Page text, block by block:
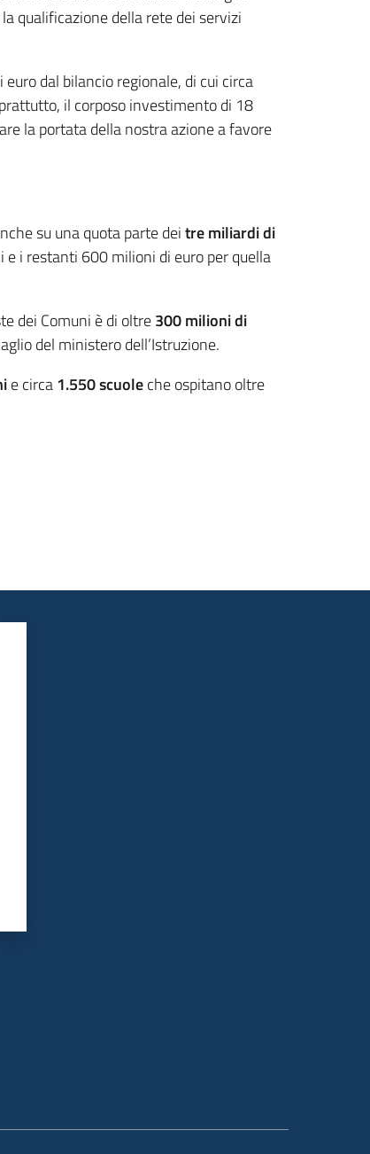
qualificazione della rete dei servizi
dal bilancio regionale, di cui circa
il corposo investimento di 18
la portata della nostra azione a favore
su una quota parte deitre miliardi di
i restanti 600 milioni di euro per quella
dei Comuni è di oltre300 milioni di
del ministero dell’Istruzione.
e circa1.550 scuoleche ospitano oltre